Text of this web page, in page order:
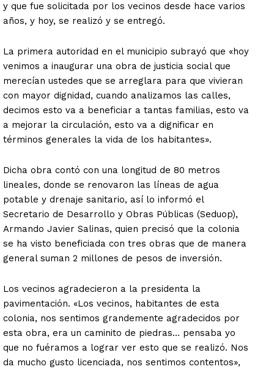
y que fue solicitada por los vecinos desde hace varios
años, y hoy, se realizó y se entregó.
La primera autoridad en el municipio subrayó que «hoy
venimos a inaugurar una obra de justicia social que
merecían ustedes que se arreglara para que vivieran
con mayor dignidad, cuando analizamos las calles,
decimos esto va a beneficiar a tantas familias, esto va
a mejorar la circulación, esto va a dignificar en
términos generales la vida de los habitantes».
Dicha obra contó con una longitud de 80 metros
lineales, donde se renovaron las líneas de agua
potable y drenaje sanitario, así lo informó el
Secretario de Desarrollo y Obras Públicas (Seduop),
Armando Javier Salinas, quien precisó que la colonia
se ha visto beneficiada con tres obras que de manera
general suman 2 millones de pesos de inversión.
Los vecinos agradecieron a la presidenta la
pavimentación. «Los vecinos, habitantes de esta
colonia, nos sentimos grandemente agradecidos por
esta obra, era un caminito de piedras… pensaba yo
que no fuéramos a lograr ver esto que se realizó. Nos
da mucho gusto licenciada, nos sentimos contentos»,